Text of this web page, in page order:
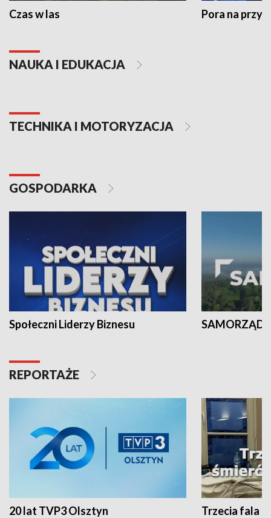
Czas w las Pora na
NAUKA I EDUKACJA
TECHNIKA I MOTORYZACJA
GOSPODARKA
Społeczni Liderzy Biznesu SAMORZĄD
REPORTAŻE
20 lat TVP3 Olsztyn Trzecia fala -